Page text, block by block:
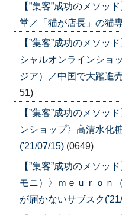
【”集客”成功のメソ
堂／「猫が店長」の猫
【”集客”成功のメソ
シャルオンラインショ
ジア）／中国で大躍進
51)
【”集客”成功のメソ
ンショップ〉高清水化
('21/07/15) (0649)
【”集客”成功のメソッ
モニ）〉ｍｅｕｒｏｎ
が届かないサブスク